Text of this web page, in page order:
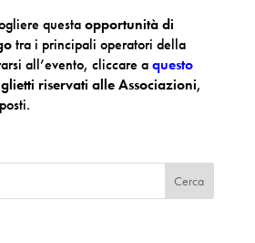
questaopportunità di
tra i principali operatori della
all’evento, cliccare aquesto
riservati alle Associazioni,